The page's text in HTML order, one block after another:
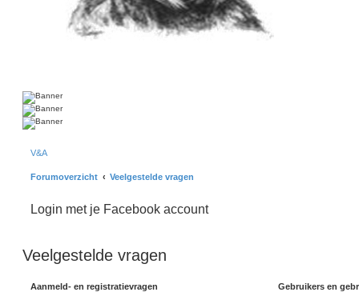
V&A
Forumoverzicht Veelgestelde vragen
Login met je Facebook account
Veelgestelde vragen
Aanmeld- en registratievragen
Gebruikers en